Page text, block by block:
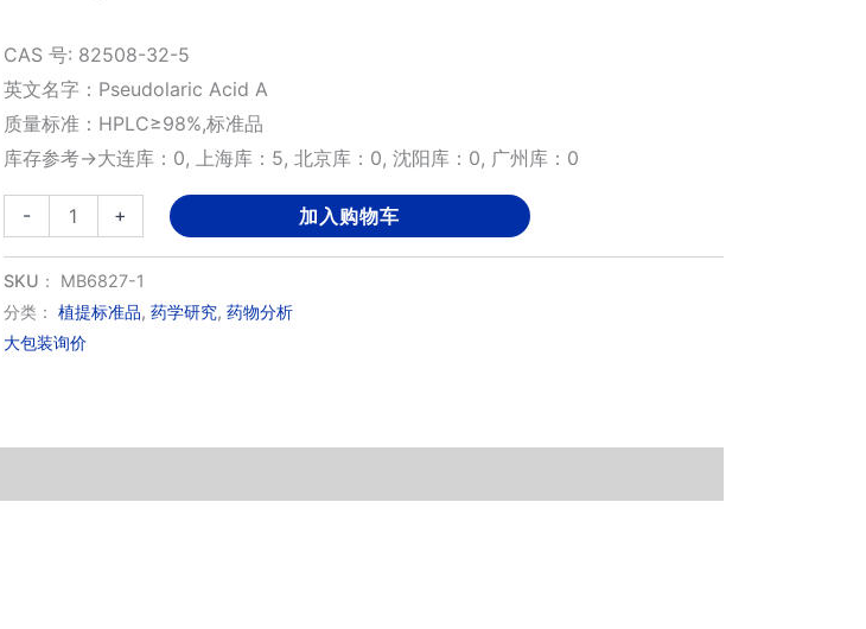
CAS 号: 82508-32-5
英文名字：Pseudolaric Acid A
质量标准：HPLC≥98%,标准品
库存参考→大连库：0, 上海库：5, 北京库：0, 沈阳库：0, 广州库：0
-
荆
皮
甲
酸
品)
+ 加入购物车
SKU： MB6827-1
分类： 植提标准品, 药学研究, 药物分析
大包装询价